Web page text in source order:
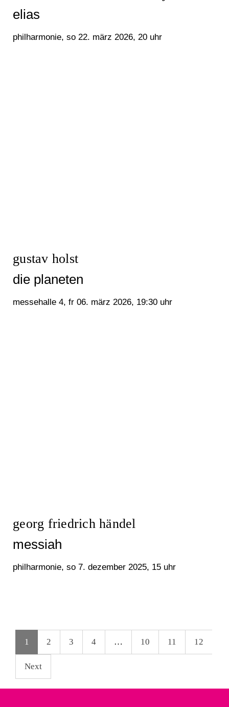
elias
philharmonie, so 22. märz 2026, 20 uhr
gustav holst
die planeten
messehalle 4, fr 06. märz 2026, 19:30 uhr
georg friedrich händel
messiah
philharmonie, so 7. dezember 2025, 15 uhr
1 2 3 4 … 10 11 12
Next